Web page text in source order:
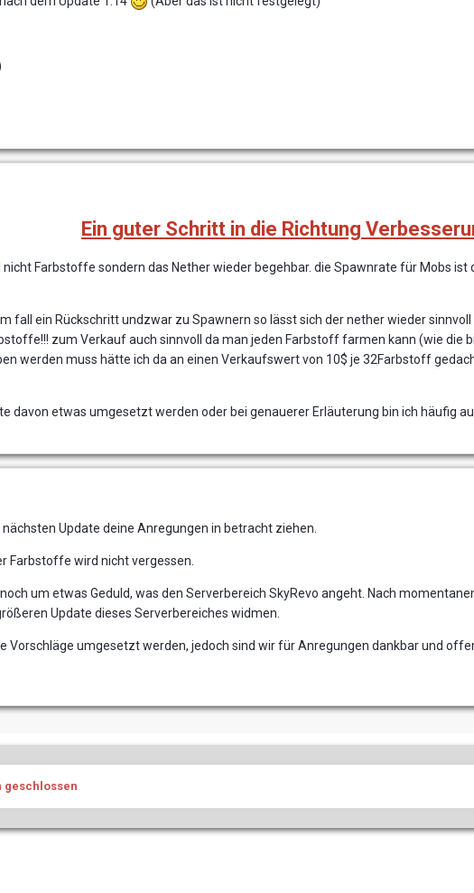
Ein guter Schritt in die Richtung
nicht Farbstoffe sondern das Nether wieder begehbar. die Spawnrate für Mobs
fall ein Rückschritt undzwar zu Spawnern so lässt sich der nether wieder
zum Verkauf auch sinnvoll da man jeden Farbstoff farmen kann (wie die
werden muss hätte ich da an einen Verkaufswert von 10$ je 32Farbstoff
davon etwas umgesetzt werden oder bei genauerer Erläuterung bin ich häufig
Update deine Anregungen in betracht ziehen.
Farbstoffe wird nicht vergessen.
um etwas Geduld, was den Serverbereich SkyRevo angeht. Nach
Update dieses Serverbereiches widmen.
Vorschläge umgesetzt werden, jedoch sind wir für Anregungen dankbar und
geschlossen